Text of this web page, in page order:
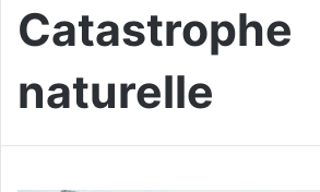
Catastrophe
naturelle